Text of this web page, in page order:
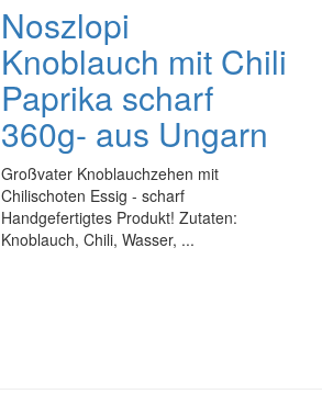
Noszlopi
Knoblauch mit Chili
Paprika scharf
360g- aus Ungarn
Großvater Knoblauchzehen mit
Chilischoten Essig - scharf
Handgefertigtes Produkt! Zutaten:
Knoblauch, Chili, Wasser, ...